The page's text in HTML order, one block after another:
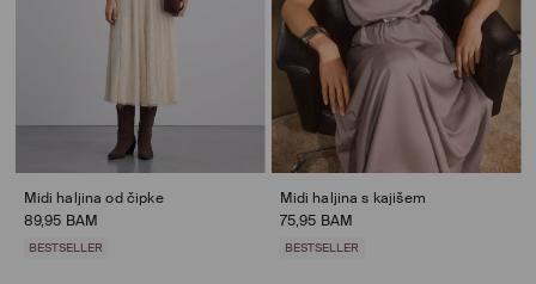
Midi haljina od čipke
89,95 BAM
BESTSELLER
Midi haljina s kajišem
75,95 BAM
BESTSELLER